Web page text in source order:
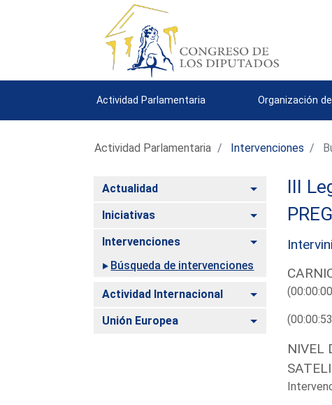
Actividad Parlamentaria Organización
Actividad Parlamentaria Intervenciones
Actualidad Alternar
Iniciativas Alternar
Intervenciones
Alternar
Búsqueda de intervenciones
Actividad Internacional Alternar
Unión Europea Alternar
III
NIVEL